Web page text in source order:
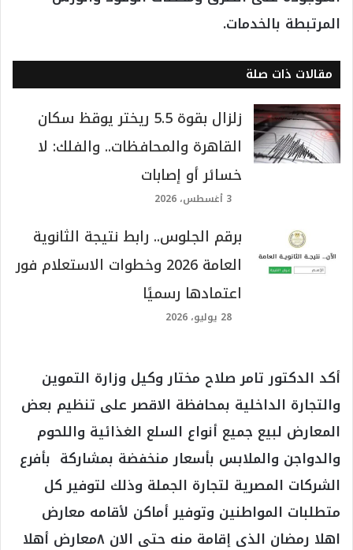
المرتبطة بالخدمات.
مقالات ذات صلة
زلزال بقوة 5.5 ريختر يوقظ سكان
القاهرة والمحافظات.. والفلك: لا
خسائر أو إصابات
3 أغسطس، 2026
برقم الجلوس.. رابط نتيجة الثانوية
العامة 2026 وخطوات الاستعلام فور
اعتمادها رسميًا
28 يوليو، 2026
أكد الدكتور تامر صلاح مختار وكيل وزارة التموين
والتجارة الداخلية بمحافظة الاقصر على تنظيم بعض
المعارض لبيع جميع أنواع السلع الغذائية واللحوم
والدواجن والملابس بأسعار منخفضة بمشاركة بأفرع
الشركات المصرية لتجارة الجملة وذلك لتوفير كل
متطلبات المواطنين وتوفير أماكن لأقامه معارض
اهلا رمضان الذى إقامة منه حتى الان ٨معارض أهلا